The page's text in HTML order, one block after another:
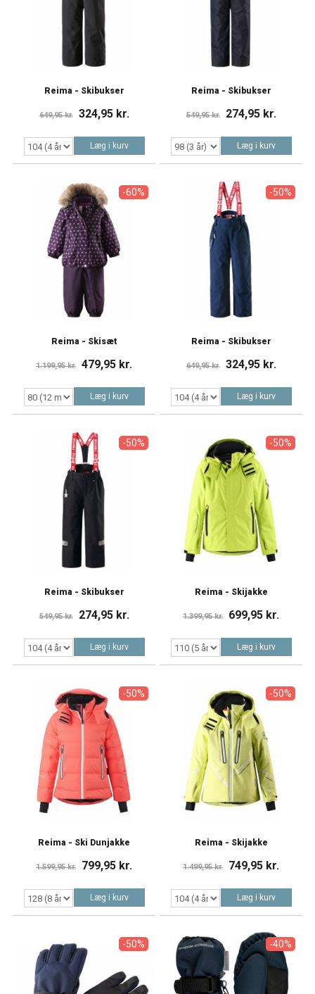
Reima - Skibukser
649,95 kr. 324,95 kr.
Læg i kurv
Reima - Skibukser
549,95 kr. 274,95 kr.
Læg i kurv
-60%
Reima - Skisæt
1.199,95 kr. 479,95 kr.
Læg i kurv
-50%
Reima - Skibukser
649,95 kr. 324,95 kr.
Læg i kurv
-50%
Reima - Skibukser
549,95 kr. 274,95 kr.
Læg i kurv
-50%
Reima - Skijakke
1.399,95 kr. 699,95 kr.
Læg i kurv
-50%
Reima - Ski Dunjakke
1.599,95 kr. 799,95 kr.
Læg i kurv
-50%
Reima - Skijakke
1.499,95 kr. 749,95 kr.
Læg i kurv
-50% -40%